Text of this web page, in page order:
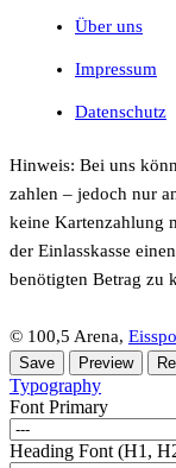
Über uns
Impressum
Datenschutz
Hinweis: Bei uns
zahlen – jedoch nur
keine Kartenzahlung
der Einlasskasse
benötigten Betrag zu
© 100,5 Arena,
Typography
Font Primary
Heading Font (H1,